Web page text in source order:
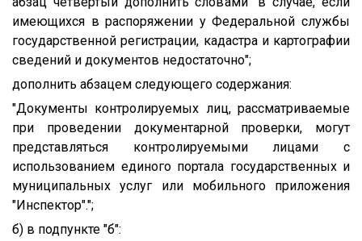
имеющихся в распоряжении у Федеральной службы
государственной регистрации, кадастра и картографии
сведений и документов недостаточно";
дополнить абзацем следующего содержания:
"Документы контролируемых лиц, рассматриваемые
при проведении документарной проверки, могут
представляться контролируемыми лицами с
использованием единого портала государственных и
муниципальных услуг или мобильного приложения
"Инспектор".";
б) в подпункте "б":